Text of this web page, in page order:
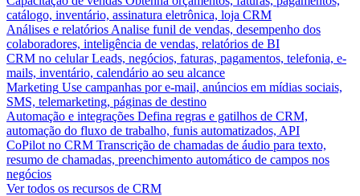
catálogo, inventário, assinatura eletrônica, loja CRM
Análises e relatórios Analise funil de vendas, desempenho dos
colaboradores, inteligência de vendas, relatórios de BI
CRM no celular Leads, negócios, faturas, pagamentos, telefonia, e-
mails, inventário, calendário ao seu alcance
Marketing Use campanhas por e-mail, anúncios em mídias sociais,
SMS, telemarketing, páginas de destino
Automação e integrações Defina regras e gatilhos de CRM,
automação do fluxo de trabalho, funis automatizados, API
CoPilot no CRM Transcrição de chamadas de áudio para texto,
resumo de chamadas, preenchimento automático de campos nos
negócios
Ver todos os recursos de CRM